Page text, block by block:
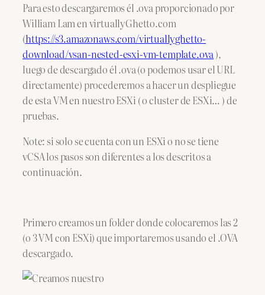
Para esto descargaremos él .ova proporcionado por
William Lam en virtuallyGhetto.com
(https://s3.amazonaws.com/virtuallyghetto-
download/vsan-nested-esxi-vm-template.ova),
luego de descargado él .ova (o podemos usar el URL
directamente) procederemos a hacer un despliegue
de esta VM en nuestro ESXi ( o cluster de ESXi… ) de
pruebas.
Note: si solo se cuenta con un ESXi o no se tiene
vCSA los pasos son diferentes a los descritos a
continuación.
Primero creamos un folder donde colocaremos las 2
(o 3 VM con ESXi) que importaremos usando el .OVA
descargado.